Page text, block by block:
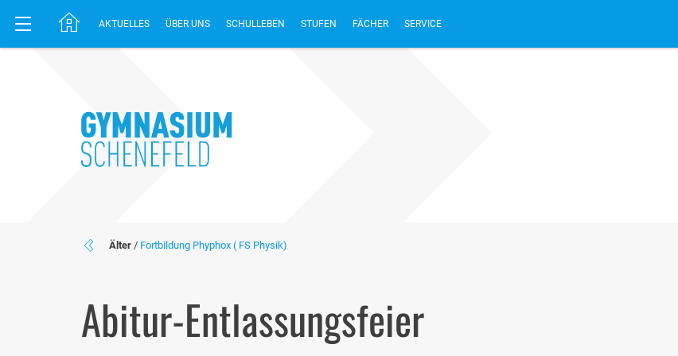
AKTUELLES ÜBER UNS SCHULLEBEN STUFEN FÄCHER SERVICE
Älter / Fortbildung Phyphox ( FS Physik)
Abitur-Entlassungsfeier